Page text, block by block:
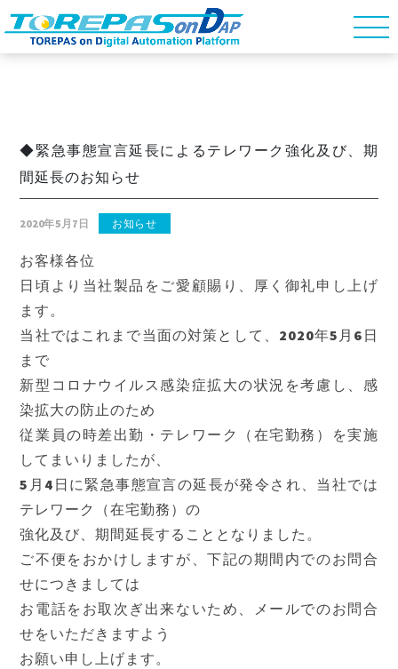
◆緊急事態宣言延長によるテレワーク強化及び、期
間延長のお知らせ
2020年5月7日 お知らせ
お客様各位
日頃より当社製品をご愛顧賜り、厚く御礼申し上げ
ます。
当社ではこれまで当面の対策として、2020年5月6日
まで
新型コロナウイルス感染症拡大の状況を考慮し、感
染拡大の防止のため
従業員の時差出勤・テレワーク（在宅勤務）を実施
してまいりましたが、
5月4日に緊急事態宣言の延長が発令され、当社では
テレワーク（在宅勤務）の
強化及び、期間延長することとなりました。
ご不便をおかけしますが、下記の期間内でのお問合
せにつきましては
お電話をお取次ぎ出来ないため、メールでのお問合
せをいただきますよう
お願い申し上げます。